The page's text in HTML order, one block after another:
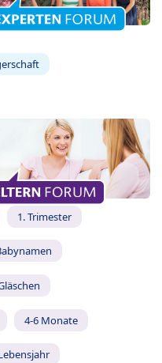
1. Trimester
4-6 Monate